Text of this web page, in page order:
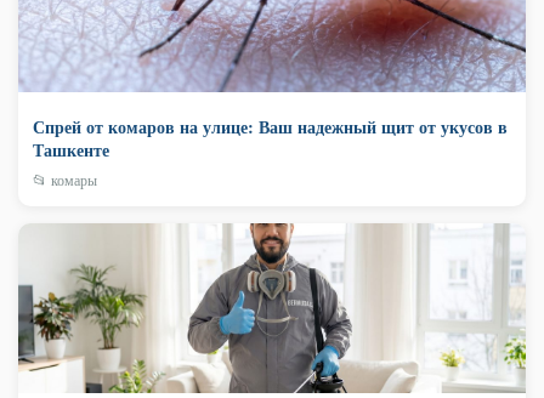
Спрей от комаров на улице: Ваш надежный щит от укусов в
Ташкенте
📂 комары